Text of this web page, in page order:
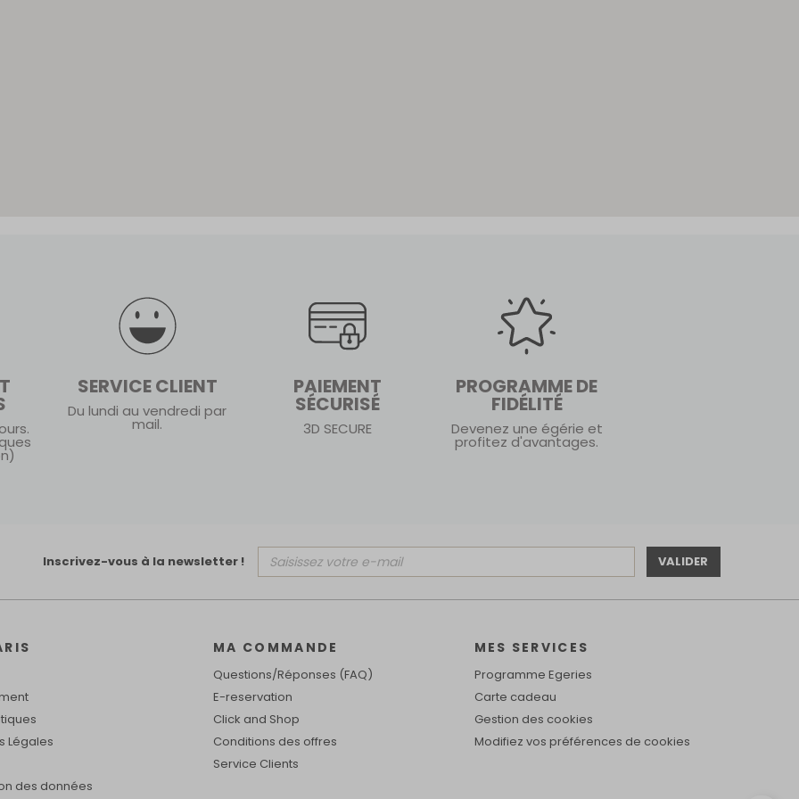
SERVICE CLIENT
Du lundi au vendredi par
mail.
PAIEMENT
SÉCURISÉ
3D SECURE
PROGRAMME DE
FIDÉLITÉ
Devenez une égérie et
profitez d'avantages.
Inscrivez-vous à la newsletter ! VALIDER
Légales
des données
MA COMMANDE
Questions/Réponses (FAQ)
E-reservation
Click and Shop
Conditions des offres
Service Clients
MES SERVICES
Programme Egeries
Carte cadeau
Gestion des cookies
Modifiez vos préférences de cookies